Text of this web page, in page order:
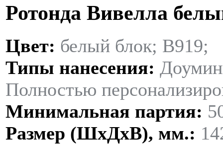
Ротонда Вивелла
Цвет: белый блок; В919;
Типы нанесения:
Полностью
Минимальная партия:
Размер (ШxДxВ), мм.: